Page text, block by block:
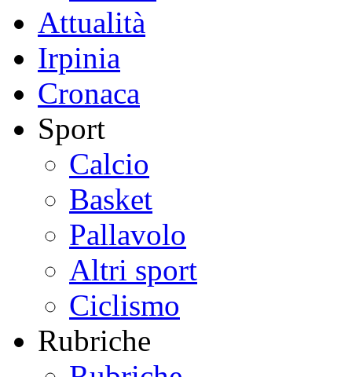
Attualità
Irpinia
Cronaca
Sport
Calcio
Basket
Pallavolo
Altri sport
Ciclismo
Rubriche